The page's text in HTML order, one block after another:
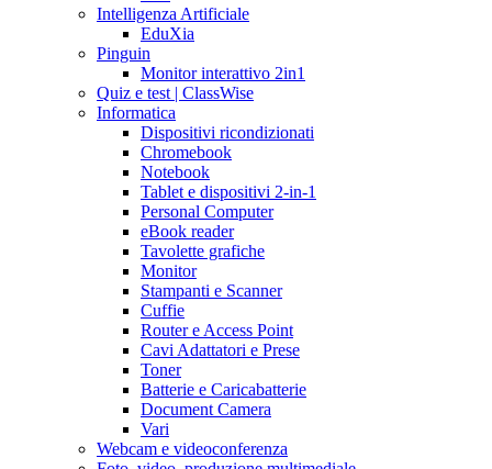
Intelligenza Artificiale
EduXia
Pinguin
Monitor interattivo 2in1
Quiz e test | ClassWise
Informatica
Dispositivi ricondizionati
Chromebook
Notebook
Tablet e dispositivi 2-in-1
Personal Computer
eBook reader
Tavolette grafiche
Monitor
Stampanti e Scanner
Cuffie
Router e Access Point
Cavi Adattatori e Prese
Toner
Batterie e Caricabatterie
Document Camera
Vari
Webcam e videoconferenza